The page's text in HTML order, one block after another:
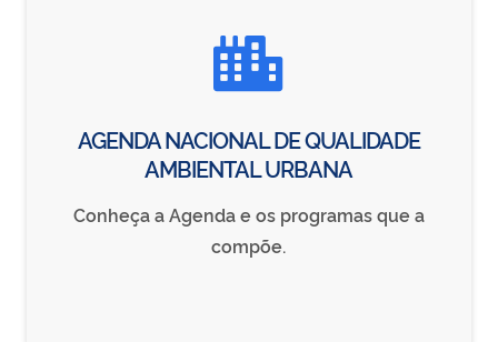
AGENDA NACIONAL DE QUALIDADE
AMBIENTAL URBANA
Conheça a Agenda e os programas que a
compõe.